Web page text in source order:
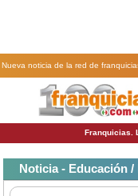
Nueva noticia de la red de
Franquicias.
Noticia - Educación /